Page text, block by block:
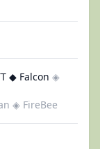
◆ Falcon ◈
◈ FireBee